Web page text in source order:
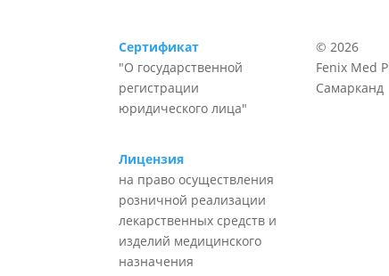
Сертификат
"О государственной
регистрации
юридического лица"
Лицензия
на право осуществления
розничной реализации
лекарственных средств и
изделий медицинского
назначения
© 2026
Fenix Med
Самарканд